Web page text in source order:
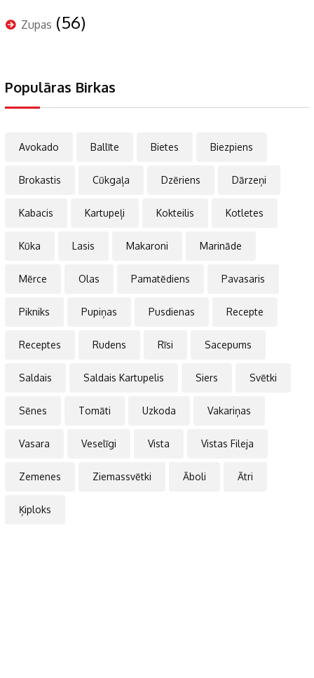
Zupas (56)
Populāras Birkas
Avokado Ballīte Bietes Biezpiens
Brokastis Cūkgaļa Dzēriens Dārzeņi
Kabacis Kartupeļi Kokteilis Kotletes
Kūka Lasis Makaroni Marināde
Mērce Olas Pamatēdiens Pavasaris
Pikniks Pupiņas Pusdienas Recepte
Receptes Rudens Rīsi Sacepums
Saldais Saldais Kartupelis Siers Svētki
Sēnes Tomāti Uzkoda Vakariņas
Vasara Veselīgi Vista Vistas Fileja
Zemenes Ziemassvētki Āboli Ātri
Ķiploks